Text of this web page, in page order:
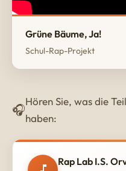
Grüne Bäume, Ja!
Schul-Rap-Projekt
Hören Sie, was die
haben:
Rap Lab I.S.